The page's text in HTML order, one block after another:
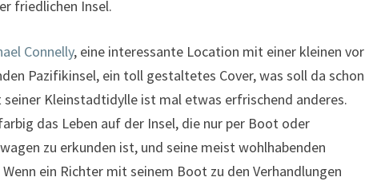
friedlichen Insel.
Connelly, eine interessante Location mit einer kleinen vor
Pazifikinsel, ein toll gestaltetes Cover, was soll da schon
Kleinstadtidylle ist mal etwas erfrischend anderes.
das Leben auf der Insel, die nur per Boot oder
zu erkunden ist, und seine meist wohlhabenden
ein Richter mit seinem Boot zu den Verhandlungen